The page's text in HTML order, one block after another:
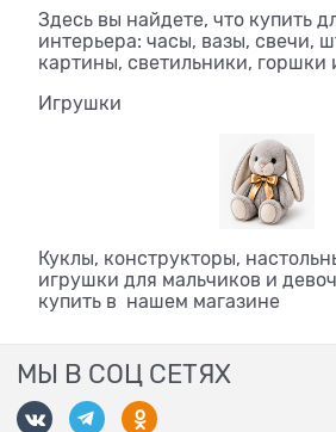
Здесь вы найдете, что купить
интерьера: часы, вазы, свечи,
картины, светильники, горшки
Игрушки
Куклы, конструкторы,
игрушки для мальчиков и
купить в нашем магазине
МЫ В СОЦ СЕТЯХ